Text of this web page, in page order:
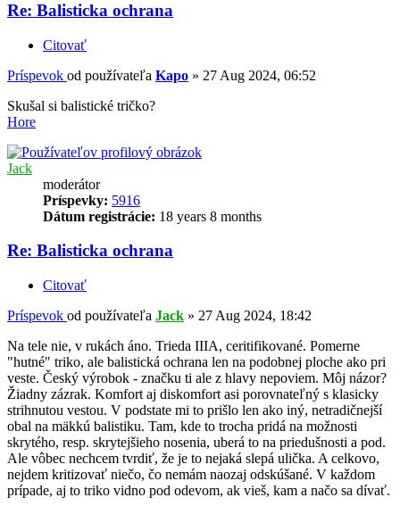
Re: Balisticka ochrana
Citovať
Príspevok od používateľa Kapo » 27 Aug 2024, 06:52
Skušal si balistické tričko?
Hore
Jack
moderátor
Príspevky: 5916
Dátum registrácie: 18 years 8 months
Re: Balisticka ochrana
Citovať
Príspevok od používateľa Jack » 27 Aug 2024, 18:42
Na tele nie, v rukách áno. Trieda IIIA, ceritifikované. Pomerne
"hutné" triko, ale balistická ochrana len na podobnej ploche ako pri
veste. Český výrobok - značku ti ale z hlavy nepoviem. Môj názor?
Žiadny zázrak. Komfort aj diskomfort asi porovnateľný s klasicky
strihnutou vestou. V podstate mi to prišlo len ako iný, netradičnejší
obal na mäkkú balistiku. Tam, kde to trocha pridá na možnosti
skrytého, resp. skrytejšieho nosenia, uberá to na priedušnosti a pod.
Ale vôbec nechcem tvrdiť, že je to nejaká slepá ulička. A celkovo,
nejdem kritizovať niečo, čo nemám naozaj odskúšané. V každom
prípade, aj to triko vidno pod odevom, ak vieš, kam a načo sa dívať.